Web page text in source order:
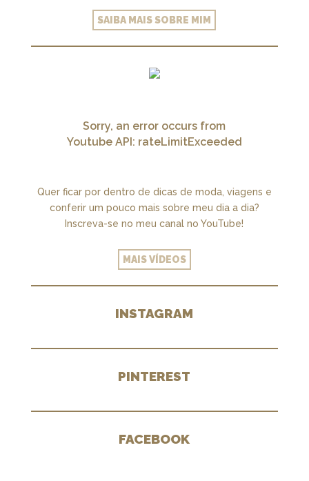
SAIBA MAIS SOBRE MIM
Sorry, an error occurs from
Youtube API: rateLimitExceeded
Quer ficar por dentro de dicas de moda, viagens e
conferir um pouco mais sobre meu dia a dia?
Inscreva-se no meu canal no YouTube!
MAIS VÍDEOS
INSTAGRAM
PINTEREST
FACEBOOK